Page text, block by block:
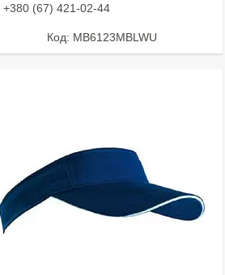
+380 (67) 421-02-44
MB6123MBLWU